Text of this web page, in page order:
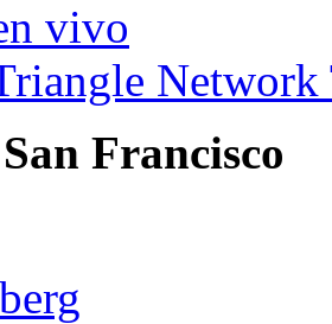
vivo
Francisco